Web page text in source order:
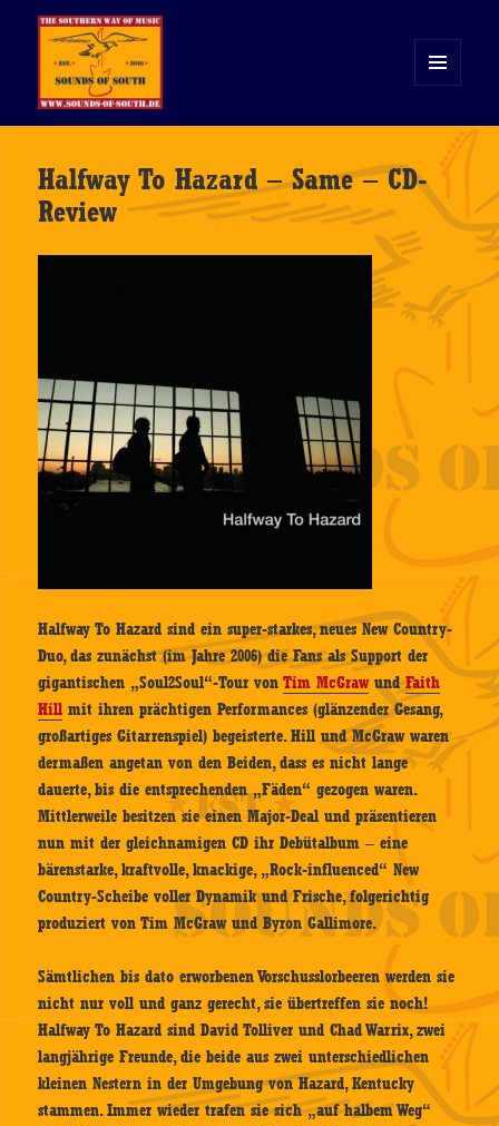
WIDGETS
Halfway To Hazard – Same – CD-
Review
Halfway To Hazard sind ein super-starkes, neues New Country-
Duo, das zunächst (im Jahre 2006) die Fans als Support der
gigantischen „Soul2Soul“-Tour vonTim McGraw undFaith
Hill mit ihren prächtigen Performances (glänzender Gesang,
großartiges Gitarrenspiel) begeisterte. Hill und McGraw waren
dermaßen angetan von den Beiden, dass es nicht lange
dauerte, bis die entsprechenden „Fäden“ gezogen waren.
Mittlerweile besitzen sie einen Major-Deal und präsentieren
nun mit der gleichnamigen CD ihr Debütalbum – eine
bärenstarke, kraftvolle, knackige, „Rock-influenced“ New
Country-Scheibe voller Dynamik und Frische, folgerichtig
produziert von Tim McGraw und Byron Gallimore.
Sämtlichen bis dato erworbenen Vorschusslorbeeren werden sie
nicht nur voll und ganz gerecht, sie übertreffen sie noch!
Halfway To Hazard sind David Tolliver und Chad Warrix, zwei
langjährige Freunde, die beide aus zwei unterschiedlichen
kleinen Nestern in der Umgebung von Hazard, Kentucky
stammen. Immer wieder trafen sie sich „auf halbem Weg“